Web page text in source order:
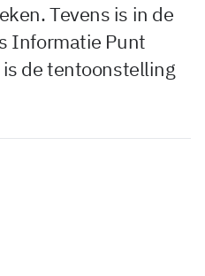
Tevens is in de
Informatie Punt
de tentoonstelling